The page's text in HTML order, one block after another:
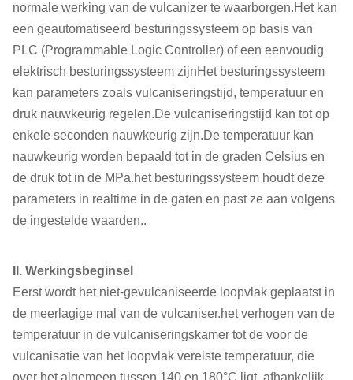
normale werking van de vulcanizer te waarborgen.Het kan
een geautomatiseerd besturingssysteem op basis van
PLC (Programmable Logic Controller) of een eenvoudig
elektrisch besturingssysteem zijnHet besturingssysteem
kan parameters zoals vulcaniseringstijd, temperatuur en
druk nauwkeurig regelen.De vulcaniseringstijd kan tot op
enkele seconden nauwkeurig zijn.De temperatuur kan
nauwkeurig worden bepaald tot in de graden Celsius en
de druk tot in de MPa.het besturingssysteem houdt deze
parameters in realtime in de gaten en past ze aan volgens
de ingestelde waarden..
II. Werkingsbeginsel
Eerst wordt het niet-gevulcaniseerde loopvlak geplaatst in
de meerlagige mal van de vulcaniser.het verhogen van de
temperatuur in de vulcaniseringskamer tot de voor de
vulcanisatie van het loopvlak vereiste temperatuur, die
over het algemeen tussen 140 en 180°C ligt, afhankelijk